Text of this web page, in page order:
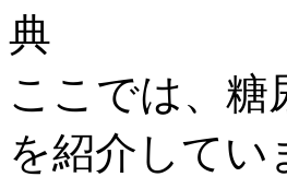
典
ここでは、糖
を紹介してい